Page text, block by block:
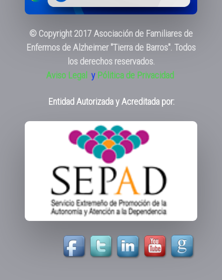
© Copyright 2017 Asociación de Familiares de
Enfermos de Alzheimer "Tierra de Barros". Todos
los derechos reservados.
Aviso Legal y Pólitica de Privacidad
Entidad Autorizada y Acreditada por: